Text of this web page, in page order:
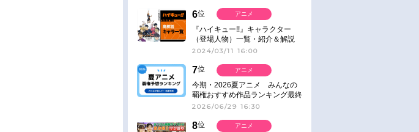
6位
『ハイキュー!!』キャラクター
（登場人物）一覧・紹介＆解説
2024/03/11 16:00
アニメ
7位
今期・2026夏アニメ みんなの
覇権おすすめ作品ランキング最終
結果発表！
2026/06/29 16:30
アニメ
8位
アニメ